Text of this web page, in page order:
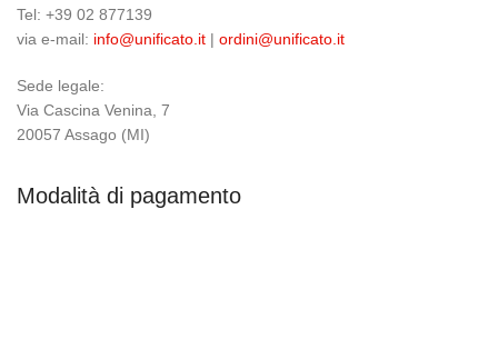
Tel: +39 02 877139
via e-mail: info@unificato.it | ordini@unificato.it
Sede legale:
Via Cascina Venina, 7
20057 Assago (MI)
Modalità di pagamento